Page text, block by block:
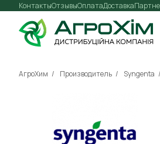
Контакты Оплата
Отзывы Доставка
АгроХим Производитель Syngenta